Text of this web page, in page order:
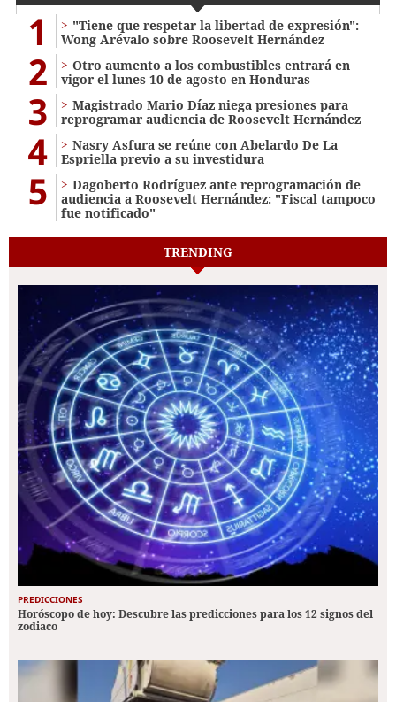
1
"Tiene que respetar la libertad de expresión":
Wong Arévalo sobre Roosevelt Hernández
2
Otro aumento a los combustibles entrará en
vigor el lunes 10 de agosto en Honduras
3
Magistrado Mario Díaz niega presiones para
reprogramar audiencia de Roosevelt Hernández
4
Nasry Asfura se reúne con Abelardo De La
Espriella previo a su investidura
5
Dagoberto Rodríguez ante reprogramación de
audiencia a Roosevelt Hernández: "Fiscal tampoco
fue notificado"
TRENDING
PREDICCIONES
Horóscopo de hoy: Descubre las predicciones para los 12 signos del
zodiaco